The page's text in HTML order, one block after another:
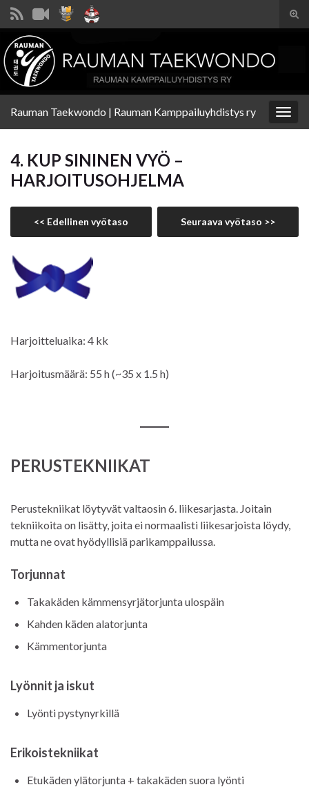
Rauman Taekwondo | Rauman Kamppailuyhdistys ry
4. KUP SININEN VYÖ –
HARJOITUSOHJELMA
<< Edellinen vyötaso Seuraava vyötaso >>
Harjoitteluaika: 4 kk
Harjoitusmäärä: 55 h (~35 x 1.5 h)
PERUSTEKNIIKAT
Perustekniikat löytyvät valtaosin 6. liikesarjasta. Joitain
tekniikoita on lisätty, joita ei normaalisti liikesarjoista löydy,
mutta ne ovat hyödyllisiä parikamppailussa.
Torjunnat
Takakäden kämmensyrjätorjunta ulospäin
Kahden käden alatorjunta
Kämmentorjunta
Lyönnit ja iskut
Lyönti pystynyrkillä
Erikoistekniikat
Etukäden ylätorjunta + takakäden suora lyönti